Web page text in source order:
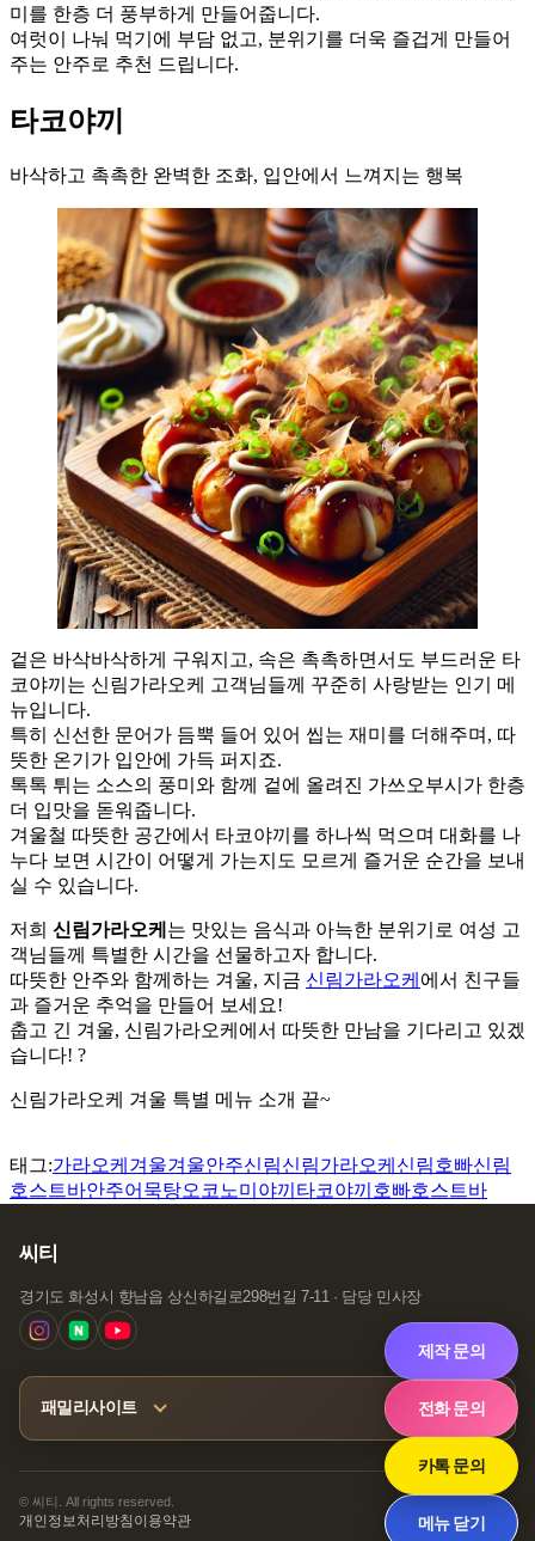
제작 문의
전화 문의
카톡 문의
메뉴 닫기
미를 한층 더 풍부하게 만들어줍니다.
여럿이 나눠 먹기에 부담 없고, 분위기를 더욱 즐겁게 만들어
주는 안주로 추천 드립니다.
타코야끼
바삭하고 촉촉한 완벽한 조화, 입안에서 느껴지는 행복
겉은 바삭바삭하게 구워지고, 속은 촉촉하면서도 부드러운 타
코야끼는 신림가라오케 고객님들께 꾸준히 사랑받는 인기 메
뉴입니다.
특히 신선한 문어가 듬뿍 들어 있어 씹는 재미를 더해주며, 따
뜻한 온기가 입안에 가득 퍼지죠.
톡톡 튀는 소스의 풍미와 함께 겉에 올려진 가쓰오부시가 한층
더 입맛을 돋워줍니다.
겨울철 따뜻한 공간에서 타코야끼를 하나씩 먹으며 대화를 나
누다 보면 시간이 어떻게 가는지도 모르게 즐거운 순간을 보내
실 수 있습니다.
저희 신림가라오케 는 맛있는 음식과 아늑한 분위기로 여성 고
객님들께 특별한 시간을 선물하고자 합니다.
따뜻한 안주와 함께하는 겨울, 지금 신림가라오케 에서 친구들
과 즐거운 추억을 만들어 보세요!
춥고 긴 겨울, 신림가라오케에서 따뜻한 만남을 기다리고 있겠
습니다! ?
신림가라오케 겨울 특별 메뉴 소개 끝~
태그:가라오케 겨울겨울안주신림신림가라오케 신림호빠신림
호스트바안주어묵탕오코노미야끼 타코야끼 호빠호스트바
씨티
경기도 화성시 향남읍 상신하길로298번길 7-11 · 담당 민사장
패밀리사이트
© 씨티. All rights reserved.
개인정보처리방침 이용약관